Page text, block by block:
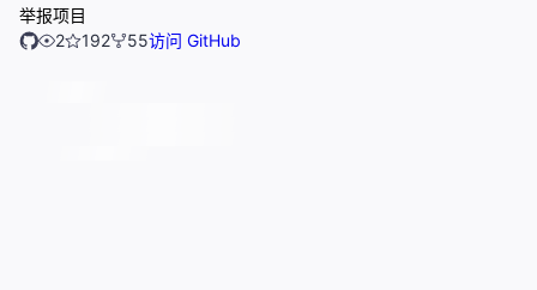
举报项目
2
192 55访问 GitHub